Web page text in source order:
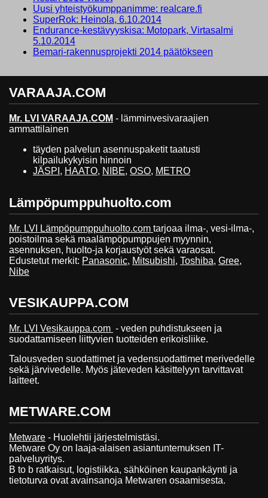
Uusi yhteistyökumppanimme: realcare.fi
SuperRok: Heinola, 6.10.2014
Endurance-kestävyyskisa: Motopark, Virtasalmi
5.10.2014
Bemari-rakennusprojekti 2014 päätökseen
VARAAJA.COM
Mr. LVI VARAAJA.COM - lämminvesivaraajien
ammattilainen
täyden palvelun asennuspaketit taatusti
kilpailukykyisin hinnoin
JÄSPI , HAATO, NIBE, OSO, METRO
Lämpöpumppuhuolto.com
Mr. LVI Lämpöpumppuhuolto.com tarjoaa ilma-, vesi-ilma-,
poistoilma sekä maalämpöpumppujen myynnin,
asennuksen, huolto-ja korjaustyöt sekä varaosat.
Edustetut merkit: Panasonic, Mitsubishi, Toshiba, Gree,
Nibe
VESIKAUPPA.COM
Mr. LVI Vesikauppa.com - veden puhdistukseen ja
suodattamiseen liittyvien tuotteiden erikoisliike.
Talousveden suodattimet ja vedensuodattimet merivedelle
sekä järvivedelle. Myös jäteveden käsittelyyn tarvittavat
laitteet.
METWARE.COM
Metware - Huolehtii järjestelmistäsi.
Metware Oy on laaja-alaisen asiantuntemuksen IT-
palveluyritys.
B to b ratkaisut, logistiikka, sähköinen kaupankäynti ja
tietoturva ovat avainsanoja Metwaren osaamisesta.